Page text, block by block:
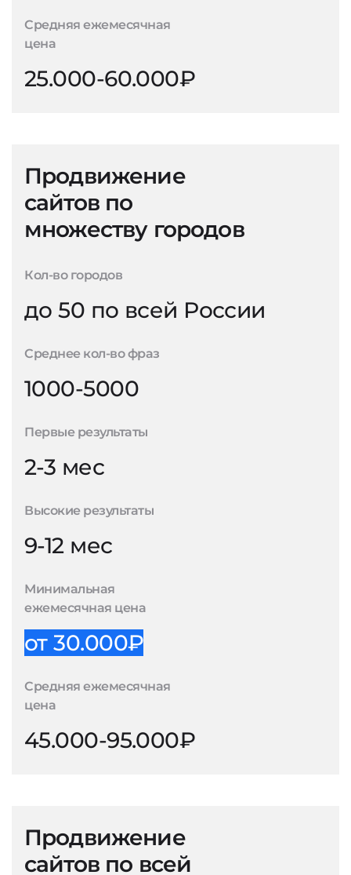
Средняя ежемесячная
цена
25.000-60.000₽
Продвижение
сайтов по
множеству городов
Кол-во городов
до 50 по всей России
Среднее кол-во фраз
1000-5000
Первые результаты
2-3 мес
Высокие результаты
9-12 мес
Минимальная
ежемесячная цена
от 30.000₽
Средняя ежемесячная
цена
45.000-95.000₽
Продвижение
сайтов по всей